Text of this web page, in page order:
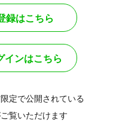
録はこちら
インはこちら
定で公開されている
覧いただけます